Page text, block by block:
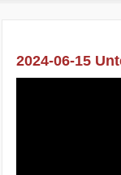
2024-06-15